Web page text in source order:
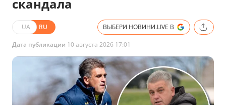
скандала
UA RU ВЫБЕРИ НОВИНИ.LIVE В
Дата публикации 10 августа 2026 17:01